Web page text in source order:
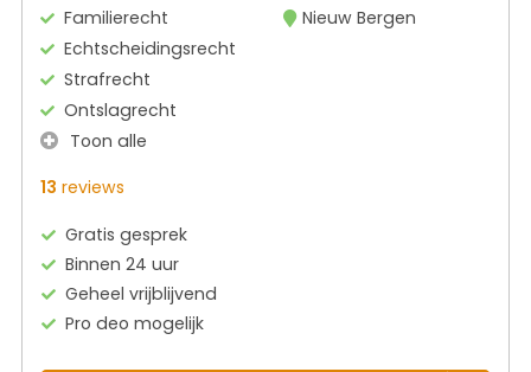
Familierecht
Echtscheidingsrecht
Strafrecht
Ontslagrecht
Toon alle
Nieuw Bergen
13 reviews
Gratis gesprek
Binnen 24 uur
Geheel vrijblijvend
Pro deo mogelijk